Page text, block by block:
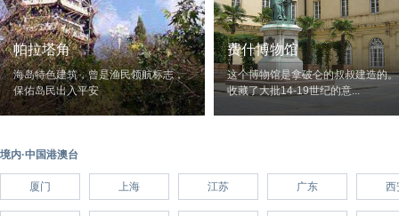
帕拉塔角
海岛特色建筑，曾是渔民领航标志，
保佑岛民出入平安
费什博物馆
这个博物馆是拿破仑的叔叔建造的。
收藏了大批14-19世纪的意...
境内·中国港澳台
厦门 上海 江苏 广东 西